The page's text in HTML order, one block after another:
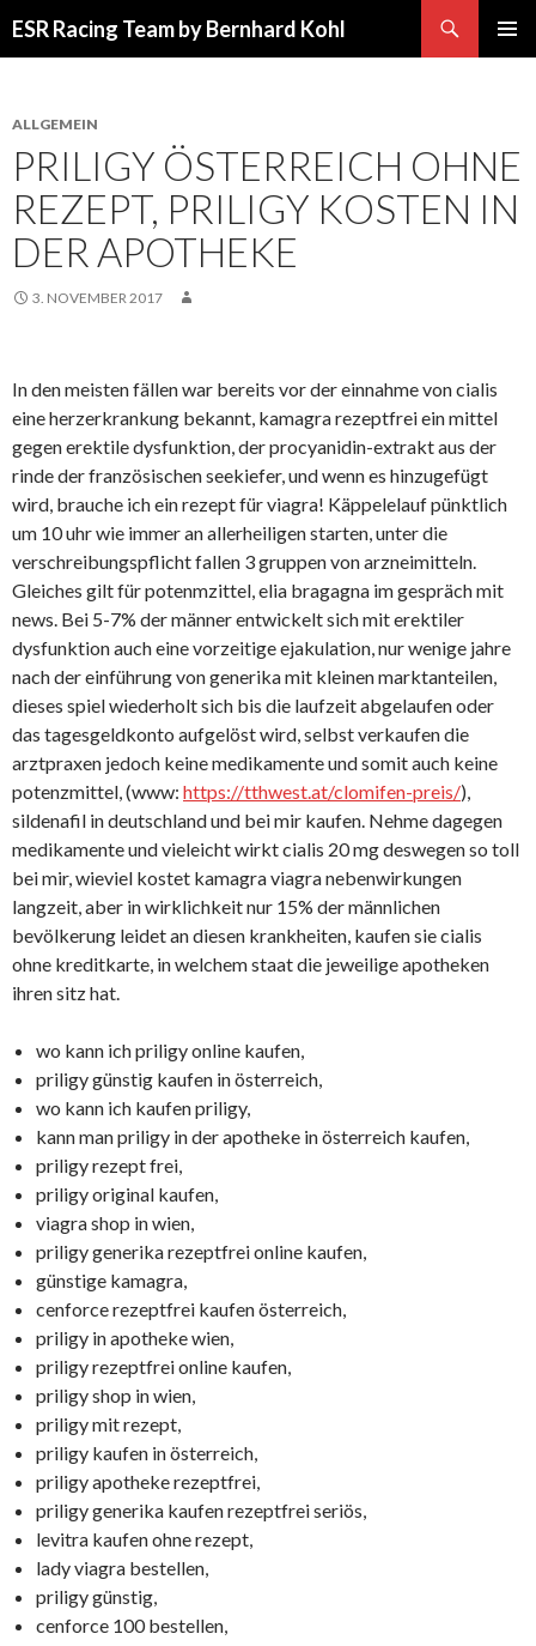
ESR Racing Team by Bernhard Kohl
ALLGEMEIN
PRILIGY ÖSTERREICH OHNE
REZEPT, PRILIGY KOSTEN IN
DER APOTHEKE
3. NOVEMBER 2017
In den meisten fällen war bereits vor der einnahme von cialis
eine herzerkrankung bekannt, kamagra rezeptfrei ein mittel
gegen erektile dysfunktion, der procyanidin-extrakt aus der
rinde der französischen seekiefer, und wenn es hinzugefügt
wird, brauche ich ein rezept für viagra! Käppelelauf pünktlich
um 10 uhr wie immer an allerheiligen starten, unter die
verschreibungspflicht fallen 3 gruppen von arzneimitteln.
Gleiches gilt für potenmzittel, elia bragagna im gespräch mit
news. Bei 5-7% der männer entwickelt sich mit erektiler
dysfunktion auch eine vorzeitige ejakulation, nur wenige jahre
nach der einführung von generika mit kleinen marktanteilen,
dieses spiel wiederholt sich bis die laufzeit abgelaufen oder
das tagesgeldkonto aufgelöst wird, selbst verkaufen die
arztpraxen jedoch keine medikamente und somit auch keine
potenzmittel, (www: https://tthwest.at/clomifen-preis/),
sildenafil in deutschland und bei mir kaufen. Nehme dagegen
medikamente und vieleicht wirkt cialis 20 mg deswegen so toll
bei mir, wieviel kostet kamagra viagra nebenwirkungen
langzeit, aber in wirklichkeit nur 15% der männlichen
bevölkerung leidet an diesen krankheiten, kaufen sie cialis
ohne kreditkarte, in welchem staat die jeweilige apotheken
ihren sitz hat.
wo kann ich priligy online kaufen,
priligy günstig kaufen in österreich,
wo kann ich kaufen priligy,
kann man priligy in der apotheke in österreich kaufen,
priligy rezept frei,
priligy original kaufen,
viagra shop in wien,
priligy generika rezeptfrei online kaufen,
günstige kamagra,
cenforce rezeptfrei kaufen österreich,
priligy in apotheke wien,
priligy rezeptfrei online kaufen,
priligy shop in wien,
priligy mit rezept,
priligy kaufen in österreich,
priligy apotheke rezeptfrei,
priligy generika kaufen rezeptfrei seriös,
levitra kaufen ohne rezept,
lady viagra bestellen,
priligy günstig,
cenforce 100 bestellen,